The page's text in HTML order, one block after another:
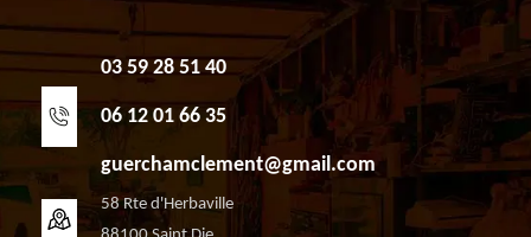
03 59 28 51 40
06 12 01 66 35
guerchamclement@gmail.com
58 Rte d'Herbaville